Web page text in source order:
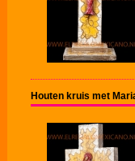
Houten kruis met